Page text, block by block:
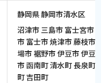
4月13日
静岡県 静岡市清水区
沼津市 三島市 富士宮市
市 富士市 焼津市 藤枝市
場市 裾野市 伊豆市 伊豆
市 函南町 清水町 長泉町
町 吉田町